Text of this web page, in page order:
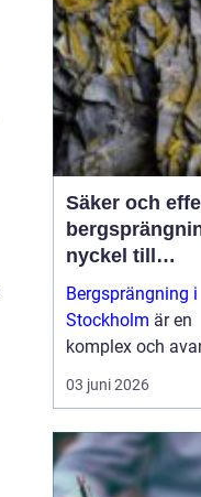
Säker och
nyckel till
framgångsrika
byggprojekt
Bergsprängning i
Stockholm är en
komplex och
process som
central roll i
03 juni 2026